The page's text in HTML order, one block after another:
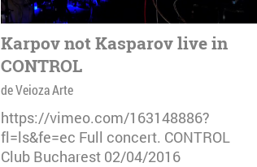
Karpov not Kasparov live in
CONTROL
de Veioza Arte
https://vimeo.com/163148886?
fl=ls&fe=ec Full concert. CONTROL
Club Bucharest 02/04/2016